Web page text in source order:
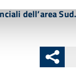
dell’area Sud.